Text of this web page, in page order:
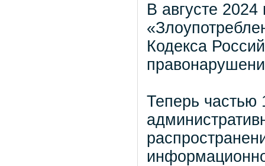
В августе
Кодекса
Теперь частью